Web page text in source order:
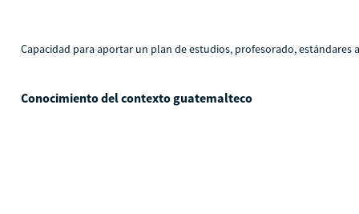
Capacidad para aportar un plan de estudios, profesorado,
Conocimiento del contexto guatemalteco